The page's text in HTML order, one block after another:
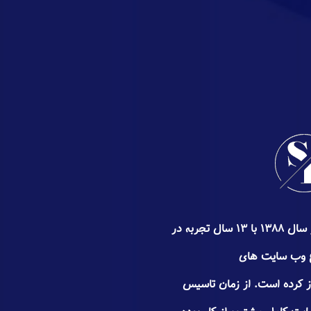
گروه سئوپیچ کار خود را از اواخر سال ۱۳۸۸ با ۱۳ سال تجربه در
انواع وب سايت های
کرده است. از زمان تاسیس